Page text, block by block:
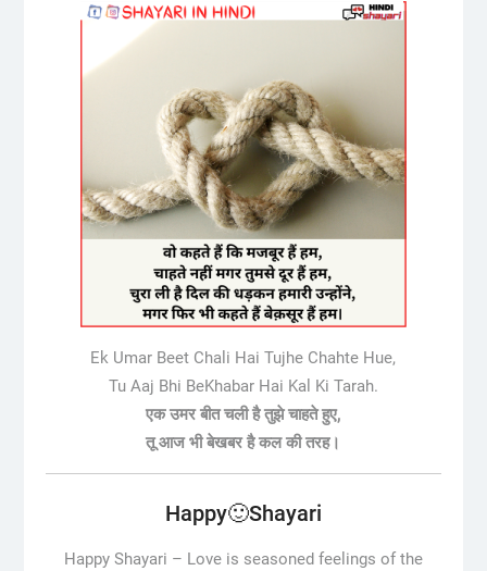
Ek Umar Beet Chali Hai Tujhe Chahte Hue,
Tu Aaj Bhi BeKhabar Hai Kal Ki Tarah.
एक उमर बीत चली है तुझे चाहते हुए,
तू आज भी बेखबर है कल की तरह।
Happy🙂Shayari
Happy Shayari – Love is seasoned feelings of the